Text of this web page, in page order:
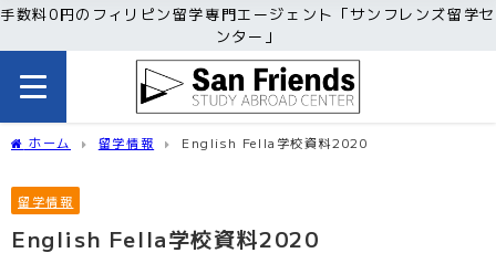
手数料0円のフィリピン留学専門エージェント「サンフレンズ留学セ
ンター」
ホーム 留学情報 English Fella学校資料2020
留学情報
English Fella学校資料2020